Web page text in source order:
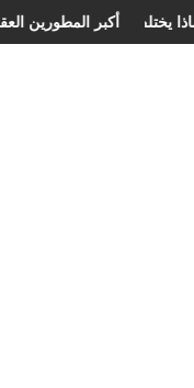
بالمنظار؟ ولماذا